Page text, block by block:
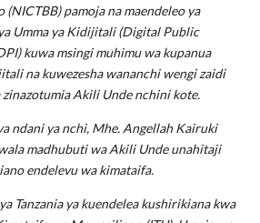
(NICTBB) pamoja na maendeleo ya
Umma ya Kidijitali (Digital Public
kuwa msingi muhimu wa kupanua
na kuwezesha wananchi wengi zaidi
zinazotumia Akili Unde nchini kote.
ndani ya nchi, Mhe. Angellah Kairuki
madhubuti wa Akili Unde unahitaji
endelevu wa kimataifa.
Tanzania ya kuendelea kushirikiana kwa